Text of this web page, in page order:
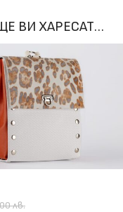
ВИ ХАРЕСАТ…
лв.